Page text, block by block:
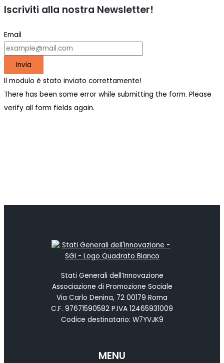
Iscriviti alla nostra Newsletter!
Email
Invia
Il modulo è stato inviato correttamente!
There has been some error while submitting the form. Please
verify all form fields again.
Stati Generali dell’Innovazione
Associazione di Promozione Sociale
Via Carlo Denina, 72 00179 Roma
C.F. 97671590582 P.IVA 12465931009
Codice destinatario: W7YVJK9
MENU